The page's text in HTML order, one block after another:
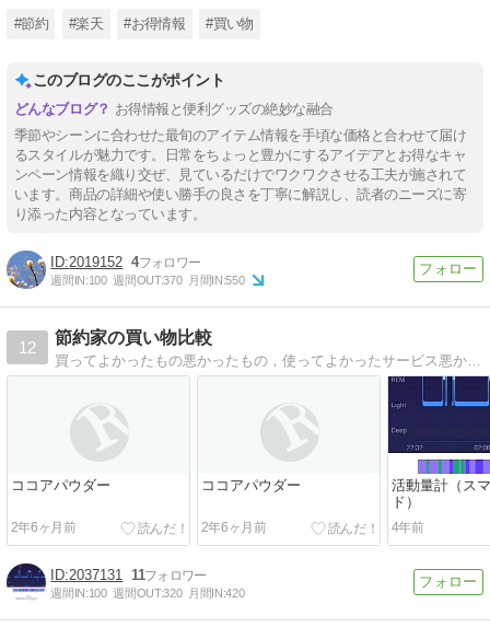
#節約 #楽天 #お得情報 #買い物
このブログのここがポイント
お得情報と便利グッズの絶妙な融合
季節やシーンに合わせた最旬のアイテム情報を手頃な価格と合わせて届け
るスタイルが魅力です。日常をちょっと豊かにするアイデアとお得なキャ
ンペーン情報を織り交ぜ、見ているだけでワクワクさせる工夫が施されて
います。商品の詳細や使い勝手の良さを丁寧に解説し、読者のニーズに寄
り添った内容となっています。
2019152 4
週間IN:100 週間OUT:370 月間IN:550
12
節約家の買い物比較
買ってよかったもの悪かったもの，使ってよかったサービス悪かったサービスを紹介します！
ココアパウダー
2年6ヶ月前
ココアパウダー
2年6ヶ月前
活動量計（ス
ド）
4年前
2037131 11
週間IN:100 週間OUT:320 月間IN:420